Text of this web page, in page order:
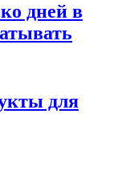
дней в
для